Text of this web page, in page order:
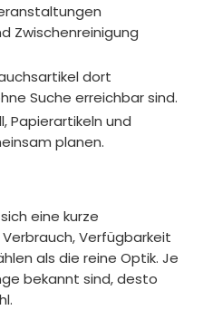
Zwischenreinigung
dort
Suche erreichbar sind.
Papierartikeln und
planen.
eine kurze
Verfügbarkeit
als die reine Optik. Je
bekannt sind, desto